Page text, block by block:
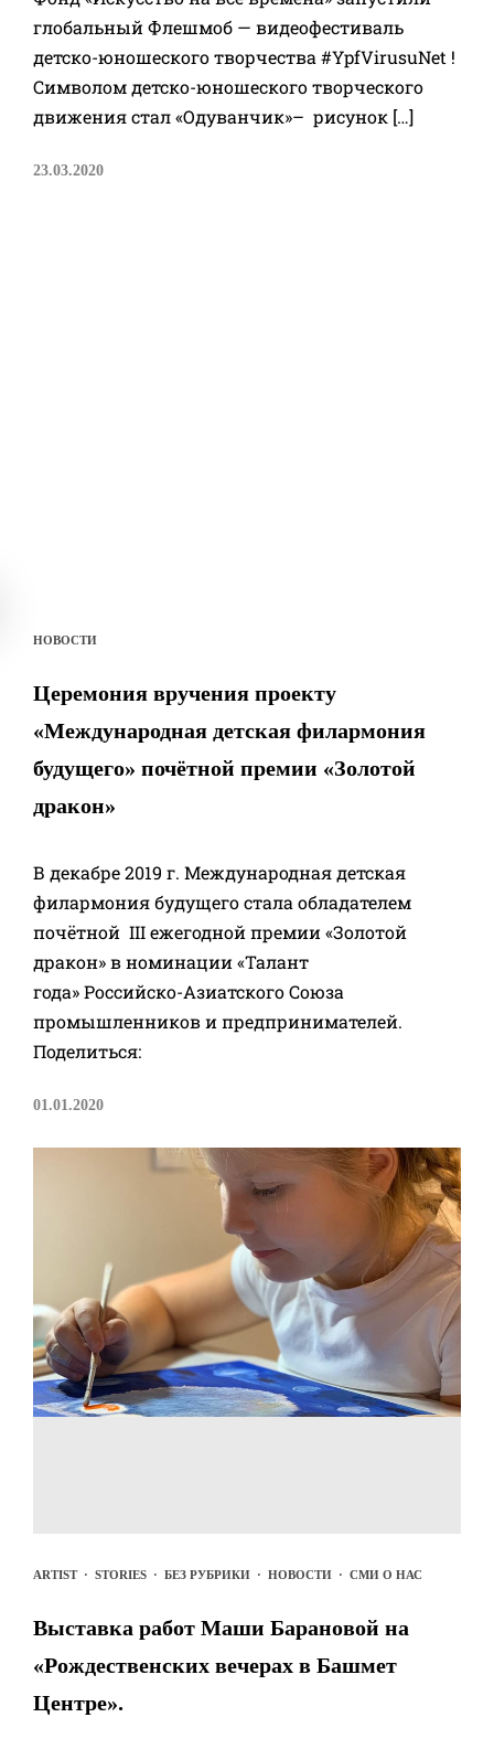
глобальный Флешмоб — видеофестиваль
детско-юношеского творчества #YpfVirusuNet !
Символом детско-юношеского творческого
движения стал «Одуванчик»– рисунок […]
23.03.2020
НОВОСТИ
Церемония вручения проекту
«Международная детская филармония
будущего» почётной премии «Золотой
дракон»
В декабре 2019 г. Международная детская
филармония будущего стала обладателем
почётной III ежегодной премии «Золотой
дракон» в номинации «Талант
года» Российско-Азиатского Союза
промышленников и предпринимателей.
Поделиться:
01.01.2020
ARTIST· STORIES · БЕЗ РУБРИКИ · НОВОСТИ · СМИ О НАС
Выставка работ Маши Барановой на
«Рождественских вечерах в Башмет
Центре».